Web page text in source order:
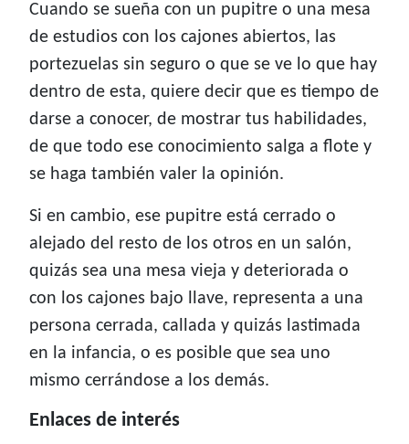
Cuando se sueña con un pupitre o una mesa
de estudios con los cajones abiertos, las
portezuelas sin seguro o que se ve lo que hay
dentro de esta, quiere decir que es tiempo de
darse a conocer, de mostrar tus habilidades,
de que todo ese conocimiento salga a flote y
se haga también valer la opinión.
Si en cambio, ese pupitre está cerrado o
alejado del resto de los otros en un salón,
quizás sea una mesa vieja y deteriorada o
con los cajones bajo llave, representa a una
persona cerrada, callada y quizás lastimada
en la infancia, o es posible que sea uno
mismo cerrándose a los demás.
Enlaces de interés